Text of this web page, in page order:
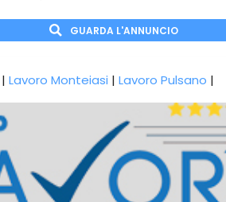
GUARDA L'ANNUNCIO
|Lavoro Monteiasi |Lavoro Pulsano |